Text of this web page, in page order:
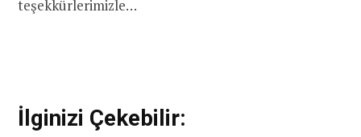
teşekkürlerimizle…
İlginizi Çekebilir: